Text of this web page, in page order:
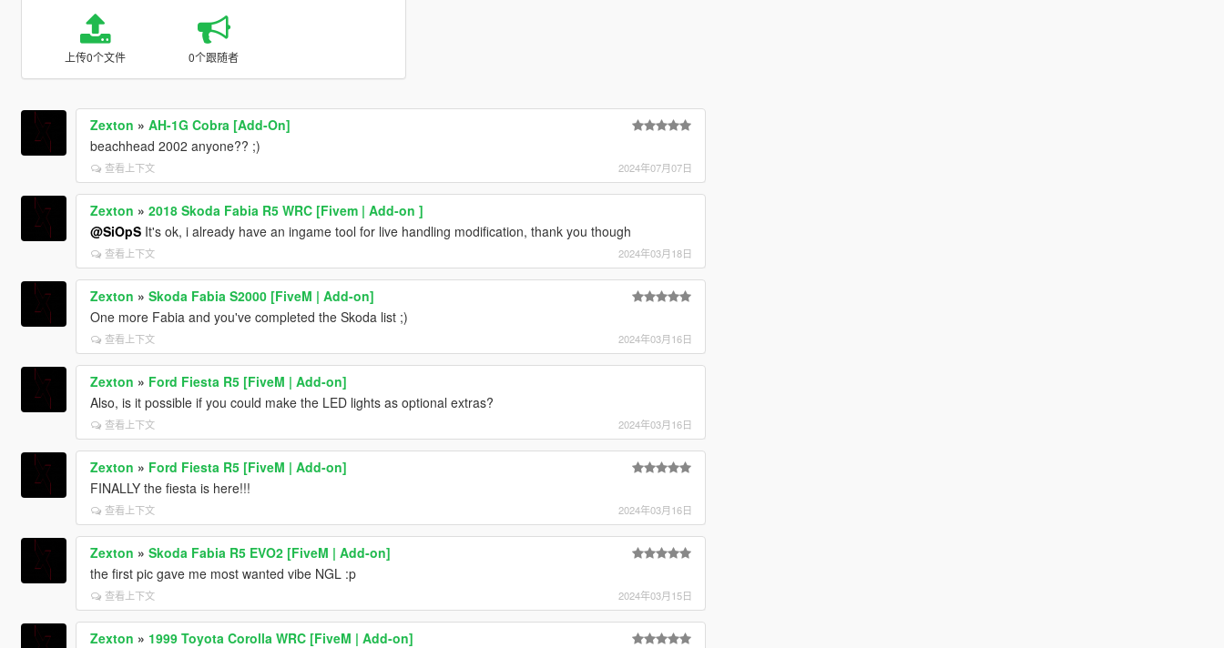
上传0个文件 0个跟随者
Zexton » AH-1G Cobra [Add-On]
beachhead 2002 anyone?? ;)
查看上下文 2024年07月07日
Zexton » 2018 Skoda Fabia R5 WRC [Fivem | Add-on ]
@SiOpSIt's ok, i already have an ingame tool for live handling modification, thank you though
查看上下文 2024年03月18日
Zexton » Skoda Fabia S2000 [FiveM | Add-on]
One more Fabia and you've completed the Skoda list ;)
查看上下文 2024年03月16日
Zexton » Ford Fiesta R5 [FiveM | Add-on]
Also, is it possible if you could make the LED lights as optional extras?
查看上下文 2024年03月16日
Zexton » Ford Fiesta R5 [FiveM | Add-on]
FINALLY the fiesta is here!!!
查看上下文 2024年03月16日
Zexton » Skoda Fabia R5 EVO2 [FiveM | Add-on]
the first pic gave me most wanted vibe NGL :p
查看上下文 2024年03月15日
Zexton » 1999 Toyota Corolla WRC [FiveM | Add-on]